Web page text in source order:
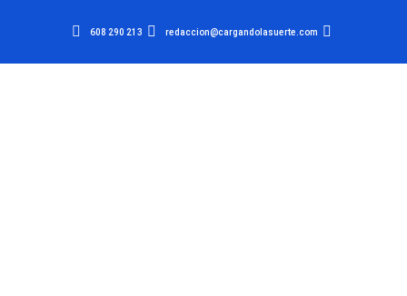
608 290 213 redaccion@cargandolasuerte.com